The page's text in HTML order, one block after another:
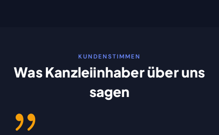
KUNDENSTIMMEN
Was Kanzleiinhaber über uns
sagen